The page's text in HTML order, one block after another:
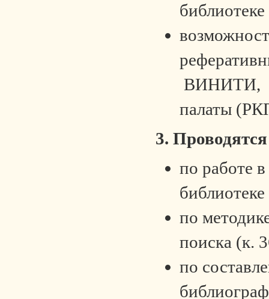
ВИНИТИ,
палаты
3.
по работе
по
поиска (к.
по